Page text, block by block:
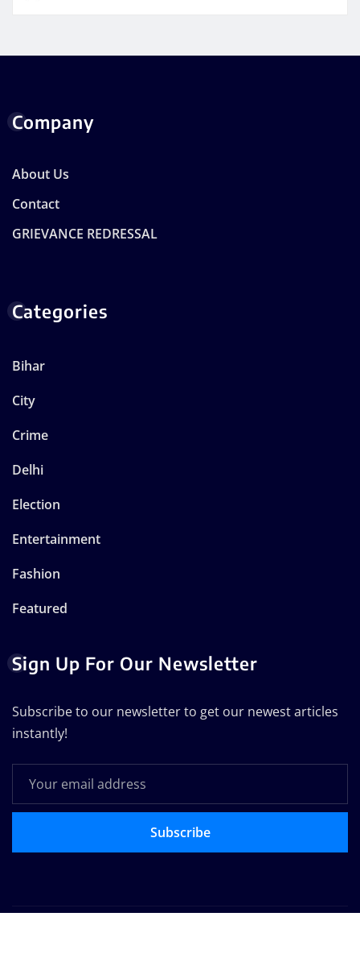
Company
About Us
Contact
GRIEVANCE REDRESSAL
Categories
Bihar
City
Crime
Delhi
Election
Entertainment
Fashion
Featured
Sign Up For Our Newsletter
Subscribe to our newsletter to get our newest articles
instantly!
Subscribe